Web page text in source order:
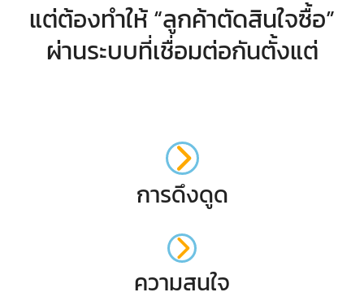
แต่ต้องทำให้ “ลูกค้าตัดสินใจซื้อ”
ผ่านระบบที่เชื่อมต่อกันตั้งแต่
การดึงดูด
ความสนใจ